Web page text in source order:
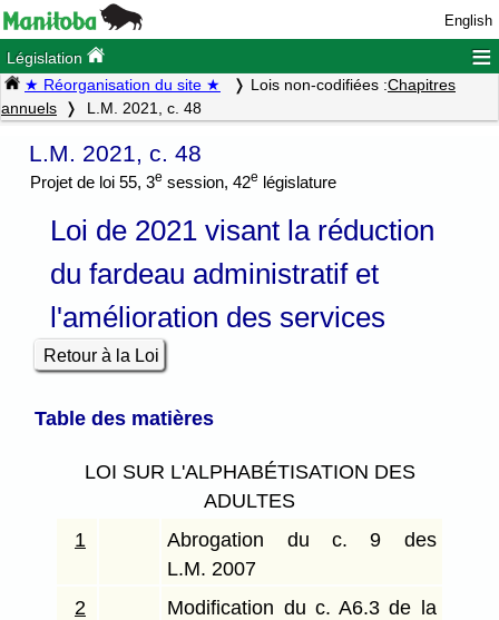
English
Législation ≡
★ Réorganisation du site ★ Lois non-codifiées :Chapitres
annuels
L.M. 2021, c. 48
L.M. 2021, c. 48
Projet de loi 55, 3e session, 42e législature
Loi de 2021 visant la réduction
du fardeau administratif et
l'amélioration des services
Retour à la Loi
Table des matières
LOI SUR L'ALPHABÉTISATION DES
ADULTES
1
Abrogation du c. 9 des
L.M. 2007
2
Modification du c. A6.3 de la